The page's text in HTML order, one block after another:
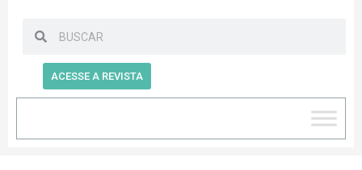
ACESSE A REVISTA